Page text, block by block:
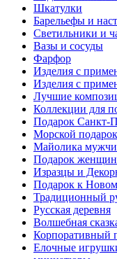
Шкатулки
Барельефы и
Светильники и
Вазы и сосуды
Фарфор
Изделия с
Изделия с
Лучшие
Коллекции для
Подарок Санкт-
Морской подарок
Майолика
Подарок
Изразцы и
Подарок к
Традиционный
Русская деревня
Волшебная
Корпоративный
Елочные